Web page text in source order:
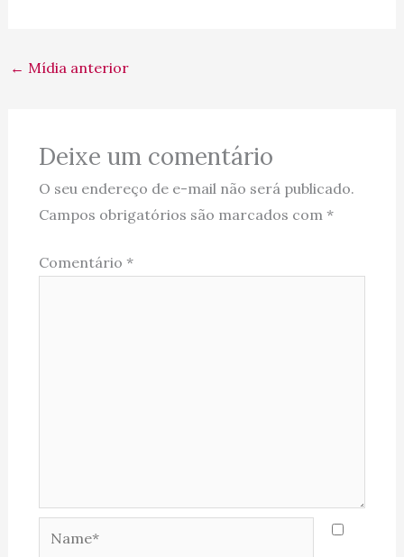
← Mídia anterior
Deixe um comentário
O seu endereço de e-mail não será publicado.
Campos obrigatórios são marcados com *
Comentário *
Name*